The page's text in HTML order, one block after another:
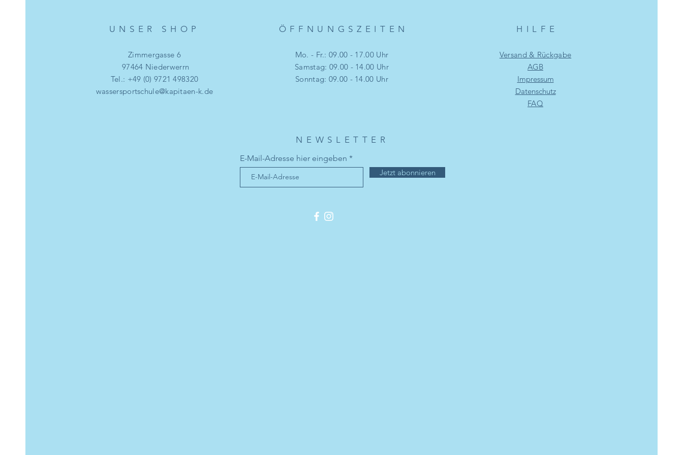
UNSER SHO P
Zimmergasse 6
97464 Niederwerrn
Tel.: +49 (0) 9721 498320
wassersportschule@kapitaen-k.de
ÖFFNUNGSZEITE N
Mo. - Fr.: 09.00 - 17.00 Uhr
​​Samstag: 09.00 - 14.00 Uhr
​Sonntag: 09.00 - 14.00 Uhr
HILF E
Versand & Rückgabe
AGB
Impressum
Datenschutz
FAQ
NEWSLETTER
E-Mail-Adresse hier eingeben
Jetzt abonnieren